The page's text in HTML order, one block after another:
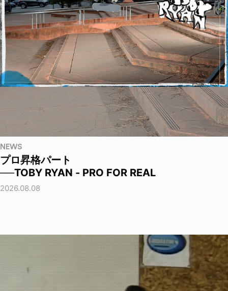
NEWS
プロ昇格パート
──TOBY RYAN - PRO FOR REAL
2026.08.08